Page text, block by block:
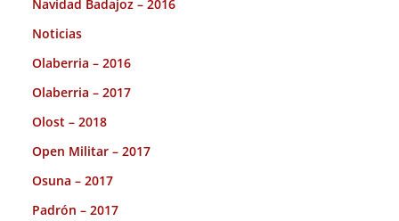
Navidad Badajoz – 2016
Noticias
Olaberria – 2016
Olaberria – 2017
Olost – 2018
Open Militar – 2017
Osuna – 2017
Padrón – 2017